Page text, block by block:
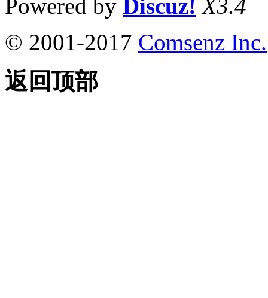
Powered by Discuz! X3.4
© 2001-2017 Comsenz Inc.
返回顶部